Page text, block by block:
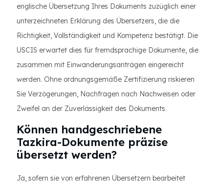
englische Übersetzung Ihres Dokuments zuzüglich einer
unterzeichneten Erklärung des Übersetzers, die die
Richtigkeit, Vollständigkeit und Kompetenz bestätigt. Die
USCIS erwartet dies für fremdsprachige Dokumente, die
zusammen mit Einwanderungsanträgen eingereicht
werden. Ohne ordnungsgemäße Zertifizierung riskieren
Sie Verzögerungen, Nachfragen nach Nachweisen oder
Zweifel an der Zuverlässigkeit des Dokuments.
Können handgeschriebene
Tazkira-Dokumente präzise
übersetzt werden?
Ja, sofern sie von erfahrenen Übersetzern bearbeitet